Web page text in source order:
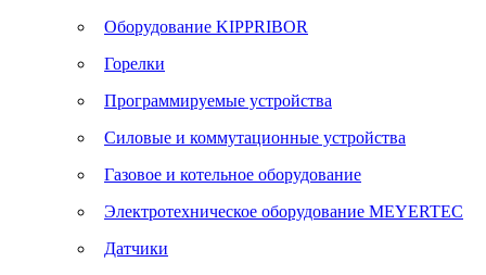
Оборудование KIPPRIBOR
Горелки
Программируемые устройства
Силовые и коммутационные устройства
Газовое и котельное оборудование
Электротехническое оборудование MEYERTEC
Датчики